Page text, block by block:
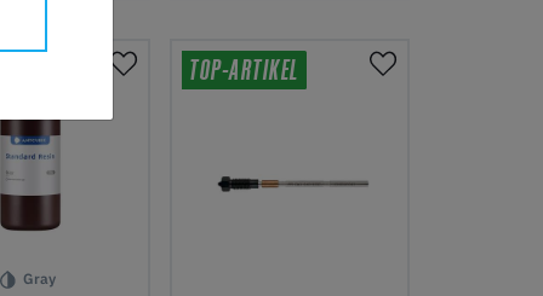
Gray
TOP-ARTIKEL